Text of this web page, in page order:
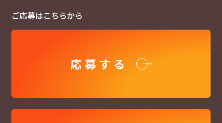
ご応募はこちらから
応募する